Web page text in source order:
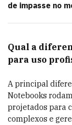
de impasse no
Qual a
para uso
A principal
Notebooks
projetados para
complexos e